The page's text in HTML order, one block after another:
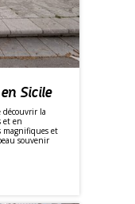
Sicile
découvrir la
et en
magnifiques et
souvenir